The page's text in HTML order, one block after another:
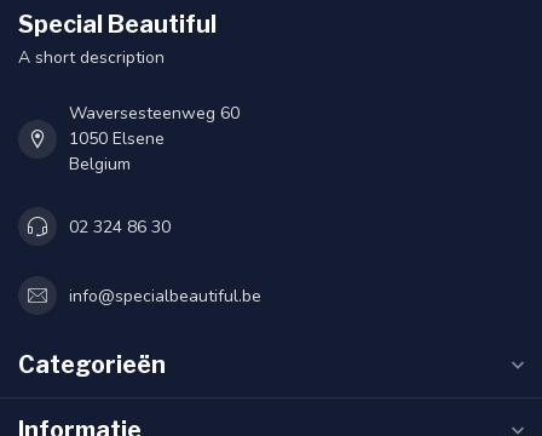
Special Beautiful
A short description
Waversesteenweg 60
1050 Elsene
Belgium
02 324 86 30
info@specialbeautiful.be
Categorieën
Informatie